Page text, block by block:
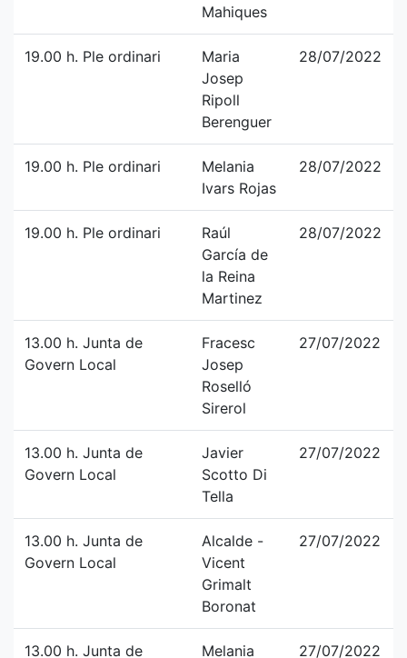
Mahiques
19.00 h. Ple ordinari
Maria
Josep
Ripoll
Berenguer
28/07/2022
19.00 h. Ple ordinari
Melania
Ivars Rojas
28/07/2022
19.00 h. Ple ordinari
Raúl
García de
la Reina
Martinez
28/07/2022
13.00 h. Junta de
Govern Local
Fracesc
Josep
Roselló
Sirerol
27/07/2022
13.00 h. Junta de
Govern Local
Javier
Scotto Di
Tella
27/07/2022
13.00 h. Junta de
Govern Local
Alcalde -
Vicent
Grimalt
Boronat
27/07/2022
13.00 h. Junta de Melania 27/07/2022